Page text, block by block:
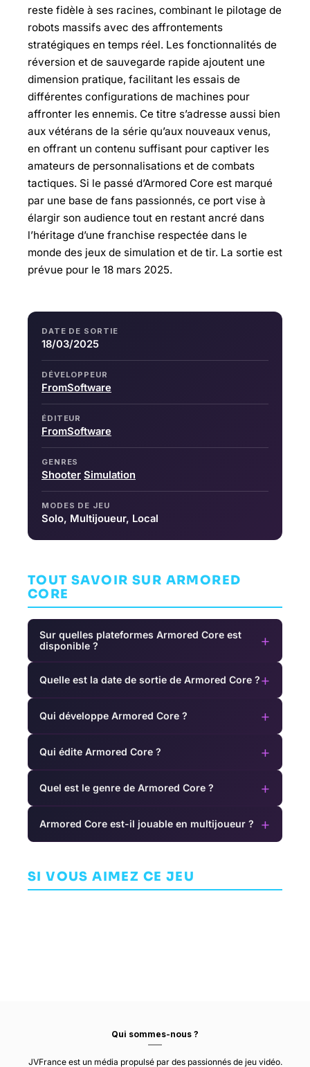
reste fidèle à ses racines, combinant le pilotage de
robots massifs avec des affrontements
stratégiques en temps réel. Les fonctionnalités de
réversion et de sauvegarde rapide ajoutent une
dimension pratique, facilitant les essais de
différentes configurations de machines pour
affronter les ennemis. Ce titre s’adresse aussi bien
aux vétérans de la série qu’aux nouveaux venus,
en offrant un contenu suffisant pour captiver les
amateurs de personnalisations et de combats
tactiques. Si le passé d’Armored Core est marqué
par une base de fans passionnés, ce port vise à
élargir son audience tout en restant ancré dans
l’héritage d’une franchise respectée dans le
monde des jeux de simulation et de tir. La sortie est
prévue pour le 18 mars 2025.
DATE DE SORTIE
18/03/2025
DÉVELOPPEUR
FromSoftware
ÉDITEUR
FromSoftware
GENRES
Shooter Simulation
MODES DE JEU
Solo, Multijoueur, Local
TOUT SAVOIR SUR ARMORED
CORE
Sur quelles plateformes Armored Core est
disponible ?
+
Quelle est la date de sortie de Armored Core ?+
Qui développe Armored Core ? +
Qui édite Armored Core ? +
Quel est le genre de Armored Core ? +
Armored Core est-il jouable en multijoueur ? +
SI VOUS AIMEZ CE JEU
SHOOTER
AVENTURE
The Stanley
Qui sommes-nous ?
JVFrance est un média propulsé par des passionnés de jeu vidéo.